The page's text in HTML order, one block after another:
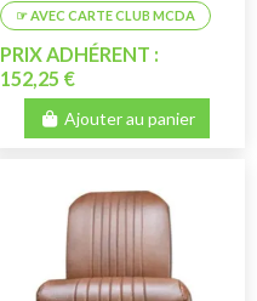
PRIX ADHÉRENT :
152,25 €
Ajouter au panier